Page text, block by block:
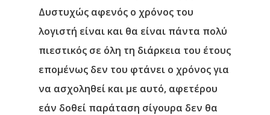
Δυστυχώς αφενός ο χρόνος του
λογιστή είναι και θα είναι πάντα πολύ
πιεστικός σε όλη τη διάρκεια του έτους
επομένως δεν του φτάνει ο χρόνος για
να ασχοληθεί και με αυτό, αφετέρου
εάν δοθεί παράταση σίγουρα δεν θα